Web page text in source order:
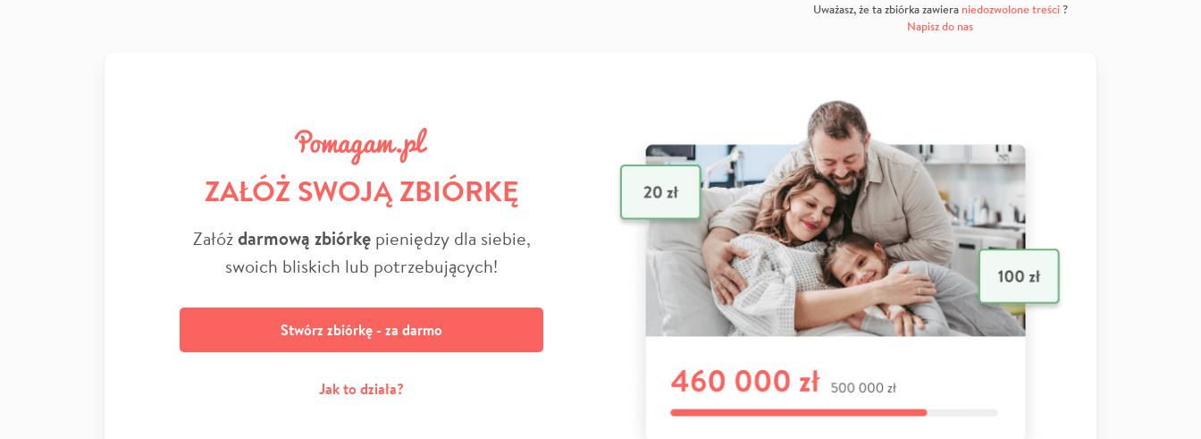
Uważasz, że ta zbiórka zawiera niedozwolone treści?
Napisz do nas
ZAŁÓŻ SWOJĄ ZBIÓRKĘ
Załóżdarmową zbiórkępieniędzy dla siebie,
swoich bliskich lub potrzebujących!
Stwórz zbiórkę - za darmo
Jak to działa?